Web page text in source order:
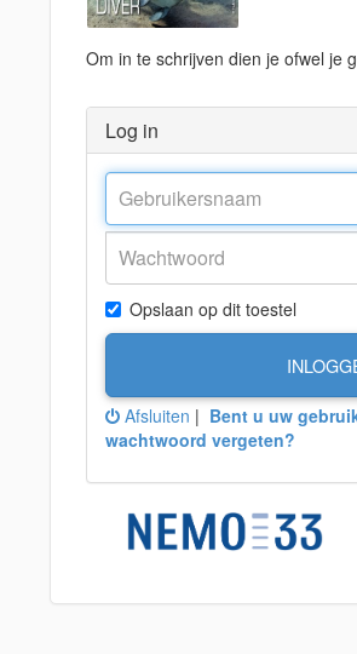
Om in te schrijven dien je ofwel je
Log in
Opslaan op dit toestel
Afsluiten | Bent u uw
wachtwoord vergeten?